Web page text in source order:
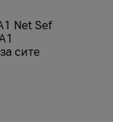
Net Sеf
сите